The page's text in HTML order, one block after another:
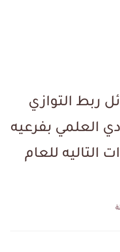
ربط التوازي
العلمي بفرعيه
التاليه للعام